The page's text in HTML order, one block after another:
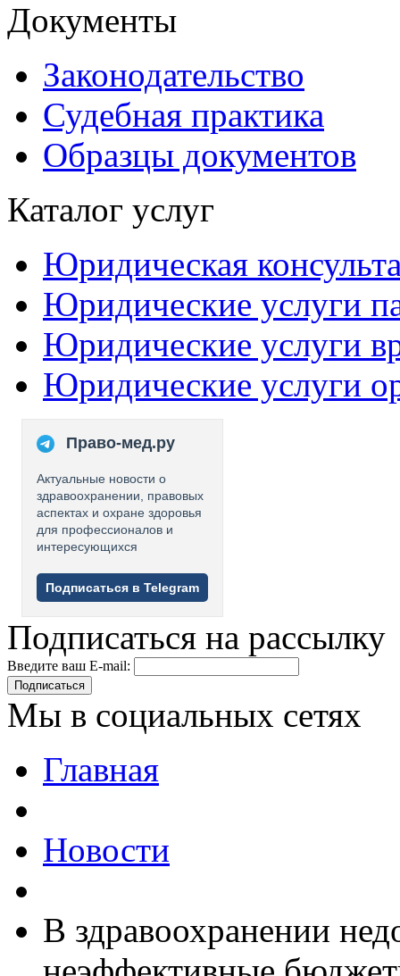
Документы
Законодательство
Судебная практика
Образцы документов
Каталог услуг
Юридическая
Юридические услуги
Юридические услуги
Юридические услуги
Право-мед.ру
Актуальные новости о
здравоохранении, правовых
аспектах и охране здоровья
для профессионалов и
интересующихся
Подписаться в Telegram
Подписаться на рассылку
Введите ваш E-mail:
Подписаться
Мы в социальных сетях
Главная
Новости
В здравоохранении